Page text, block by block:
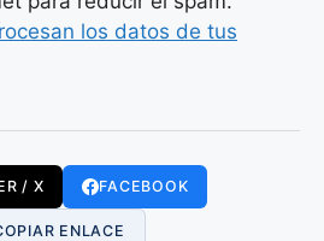
los datos de tus
/ X FACEBOOK
ENLACE